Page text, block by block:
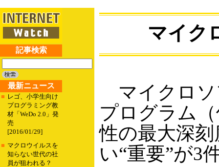
記事検索
最新ニュース
■ レゴ、小学生向け
プログラミング教
材「WeDo 2.0」発
売
[2016/01/29]
■ マクロウイルスを
知らない世代の社
員が狙われる？
マイク
マイクロソ
プログラム
性の最大深
い“重要”が3